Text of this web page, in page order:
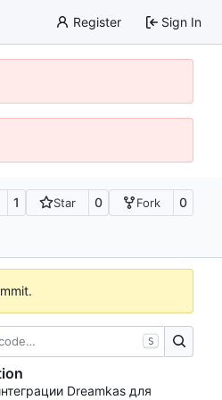
Register Sign In
1 Star 0 Fork 0
S
Dreamkas для